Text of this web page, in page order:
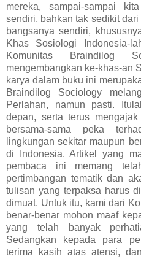
mereka, sampai-sampai
sendiri, bahkan tak sedikit
bangsanya sendiri,
Khas Sosiologi Indonesia-
Komunitas Braindilog
mengembangkan ke-khas-an
karya dalam buku ini
Braindilog Sociology
Perlahan, namun pasti.
depan, serta terus
bersama-sama peka
lingkungan sekitar maupun
di Indonesia. Artikel yang
pembaca ini memang
pertimbangan tematik dan
tulisan yang terpaksa harus
dimuat. Untuk itu, kami dari
benar-benar mohon maaf
yang telah banyak
Sedangkan kepada para
terima kasih atas atensi,